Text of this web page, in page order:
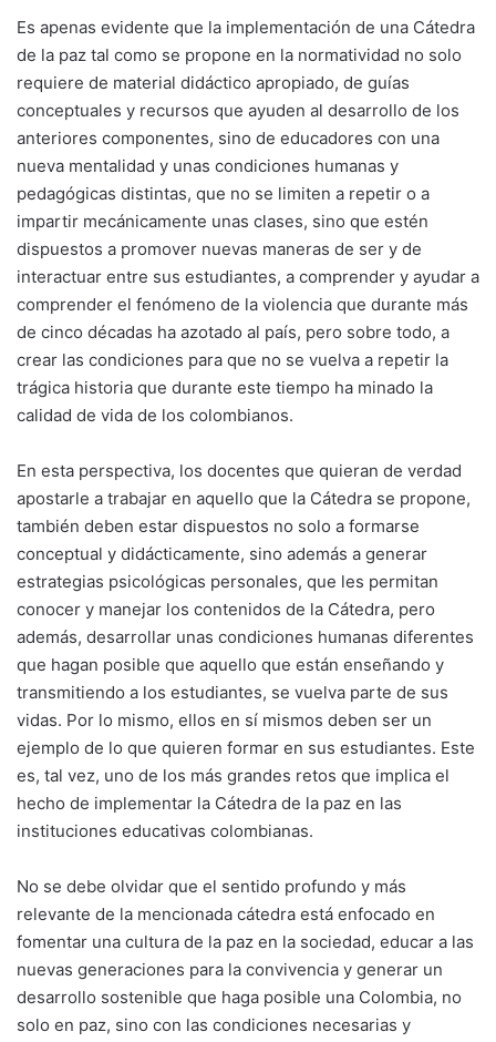
Es apenas evidente que la implementación de una Cátedra
de la paz tal como se propone en la normatividad no solo
requiere de material didáctico apropiado, de guías
conceptuales y recursos que ayuden al desarrollo de los
anteriores componentes, sino de educadores con una
nueva mentalidad y unas condiciones humanas y
pedagógicas distintas, que no se limiten a repetir o a
impartir mecánicamente unas clases, sino que estén
dispuestos a promover nuevas maneras de ser y de
interactuar entre sus estudiantes, a comprender y ayudar a
comprender el fenómeno de la violencia que durante más
de cinco décadas ha azotado al país, pero sobre todo, a
crear las condiciones para que no se vuelva a repetir la
trágica historia que durante este tiempo ha minado la
calidad de vida de los colombianos.
En esta perspectiva, los docentes que quieran de verdad
apostarle a trabajar en aquello que la Cátedra se propone,
también deben estar dispuestos no solo a formarse
conceptual y didácticamente, sino además a generar
estrategias psicológicas personales, que les permitan
conocer y manejar los contenidos de la Cátedra, pero
además, desarrollar unas condiciones humanas diferentes
que hagan posible que aquello que están enseñando y
transmitiendo a los estudiantes, se vuelva parte de sus
vidas. Por lo mismo, ellos en sí mismos deben ser un
ejemplo de lo que quieren formar en sus estudiantes. Este
es, tal vez, uno de los más grandes retos que implica el
hecho de implementar la Cátedra de la paz en las
instituciones educativas colombianas.
No se debe olvidar que el sentido profundo y más
relevante de la mencionada cátedra está enfocado en
fomentar una cultura de la paz en la sociedad, educar a las
nuevas generaciones para la convivencia y generar un
desarrollo sostenible que haga posible una Colombia, no
solo en paz, sino con las condiciones necesarias y